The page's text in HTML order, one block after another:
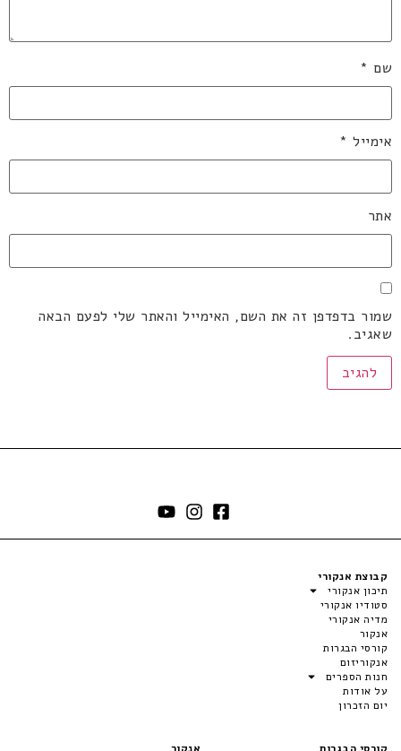
שם *
אימייל *
אתר
שמור בדפדפן זה את השם, האימייל והאתר שלי לפעם הבאה
שאגיב.
קבוצת אנקורי
תיכון אנקורי
סטודיו אנקורי
מדיה אנקורי
אנקור
קורסי הבגרות
אנקוריזום
חנות הספרים
על אודות
יום הזכרון